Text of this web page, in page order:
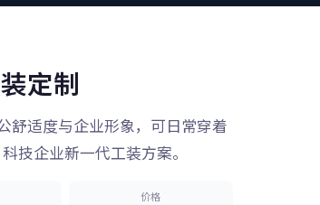
定制
舒适度与企业形象，可日常穿着
企业新一代工装方案。
价格